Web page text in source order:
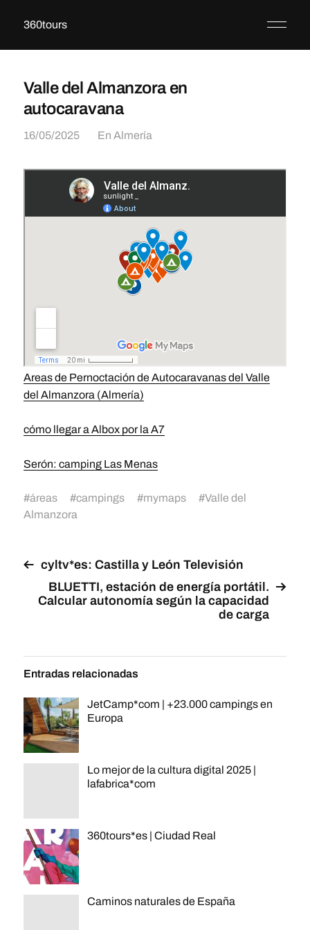
360tours
Valle del Almanzora en
autocaravana
16/05/2025 En Almería
Areas de Pernoctación de Autocaravanas del Valle
del Almanzora (Almería)
cómo llegar a Albox por la A7
Serón: camping Las Menas
#áreas #campings #mymaps #Valle del
Almanzora
cyltv*es: Castilla y León Televisión
BLUETTI, estación de energía portátil.
Calcular autonomía según la capacidad
de carga
Entradas relacionadas
JetCamp*com | +23.000 campings en
Europa
Lo mejor de la cultura digital 2025 |
lafabrica*com
360tours*es | Ciudad Real
Caminos naturales de España